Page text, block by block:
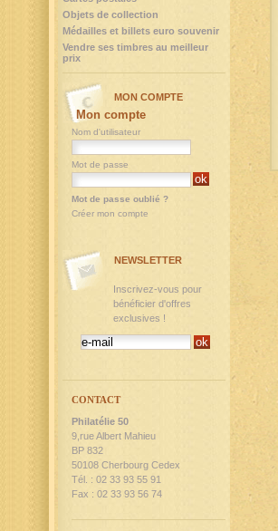
Objets de collection
Médailles et billets euro souvenir
Vendre ses timbres au meilleur
prix
MON COMPTE
Mon compte
Nom d'utilisateur
Mot de passe
Mot de passe oublié ?
Créer mon compte
NEWSLETTER
Inscrivez-vous pour
bénéficier d'offres
exclusives !
CONTACT
Philatélie 50
9,rue Albert Mahieu
BP 832
50108 Cherbourg Cedex
Tél. : 02 33 93 55 91
Fax : 02 33 93 56 74